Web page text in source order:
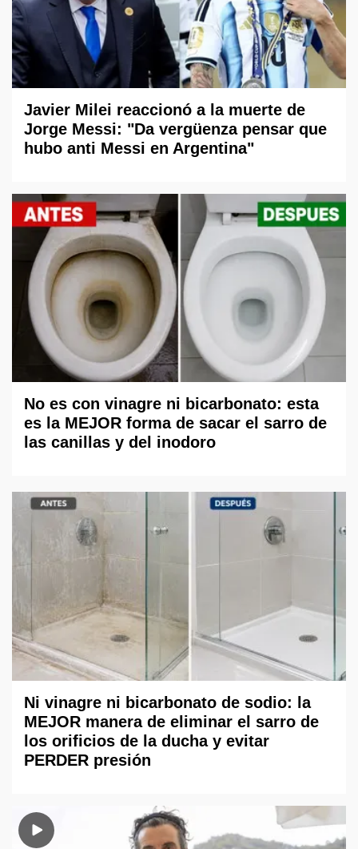
Javier Milei reaccionó a la muerte de
Jorge Messi: "Da vergüenza pensar que
hubo anti Messi en Argentina"
No es con vinagre ni bicarbonato: esta
es la MEJOR forma de sacar el sarro de
las canillas y del inodoro
Ni vinagre ni bicarbonato de sodio: la
MEJOR manera de eliminar el sarro de
los orificios de la ducha y evitar
PERDER presión